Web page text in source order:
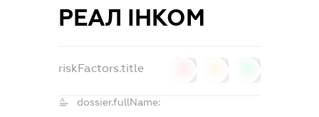
РЕАЛ ІНКОМ
riskFactors.title
dossier.fullName: